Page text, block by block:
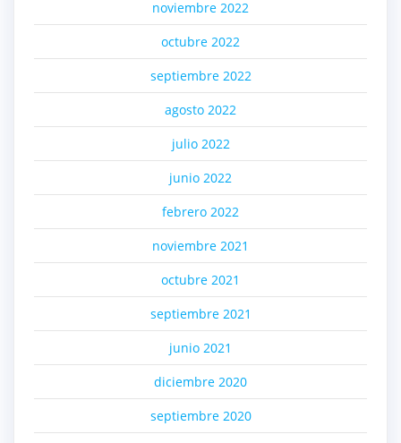
noviembre 2022
octubre 2022
septiembre 2022
agosto 2022
julio 2022
junio 2022
febrero 2022
noviembre 2021
octubre 2021
septiembre 2021
junio 2021
diciembre 2020
septiembre 2020